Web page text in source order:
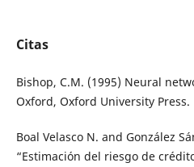
Citas
Bishop, C.M. (1995) Neural
Oxford, Oxford University Press.
Boal Velasco N. and González
“Estimación del riesgo de